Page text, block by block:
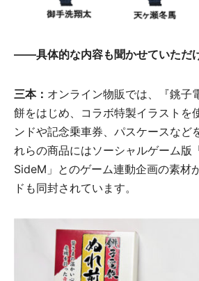
――具体的な内容も聞かせていただ
三本： オンライン物販では、『銚子
餅をはじめ、コラボ特製イラストを
ンドや記念乗車券、パスケースなど
れらの商品にはソーシャルゲーム版
SideM」とのゲーム連動企画の素材
ドも同封されています。